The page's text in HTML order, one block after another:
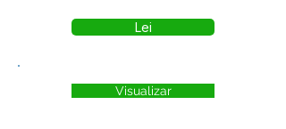
Lei
Visualizar